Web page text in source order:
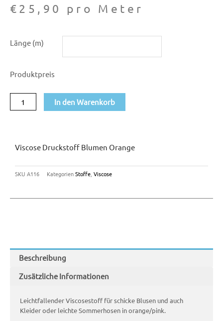
€ 25,90 pro Meter
Länge (m)
Produktpreis
Druckstoff
orange
Menge
In den Warenkorb
Viscose Druckstoff Blumen Orange
SKU A116 KategorienStoffe Viscose
Beschreibung
Zusätzliche Informationen
Leichtfallender Viscosestoff für schicke Blusen und auch
Kleider oder leichte Sommerhosen in orange/pink.